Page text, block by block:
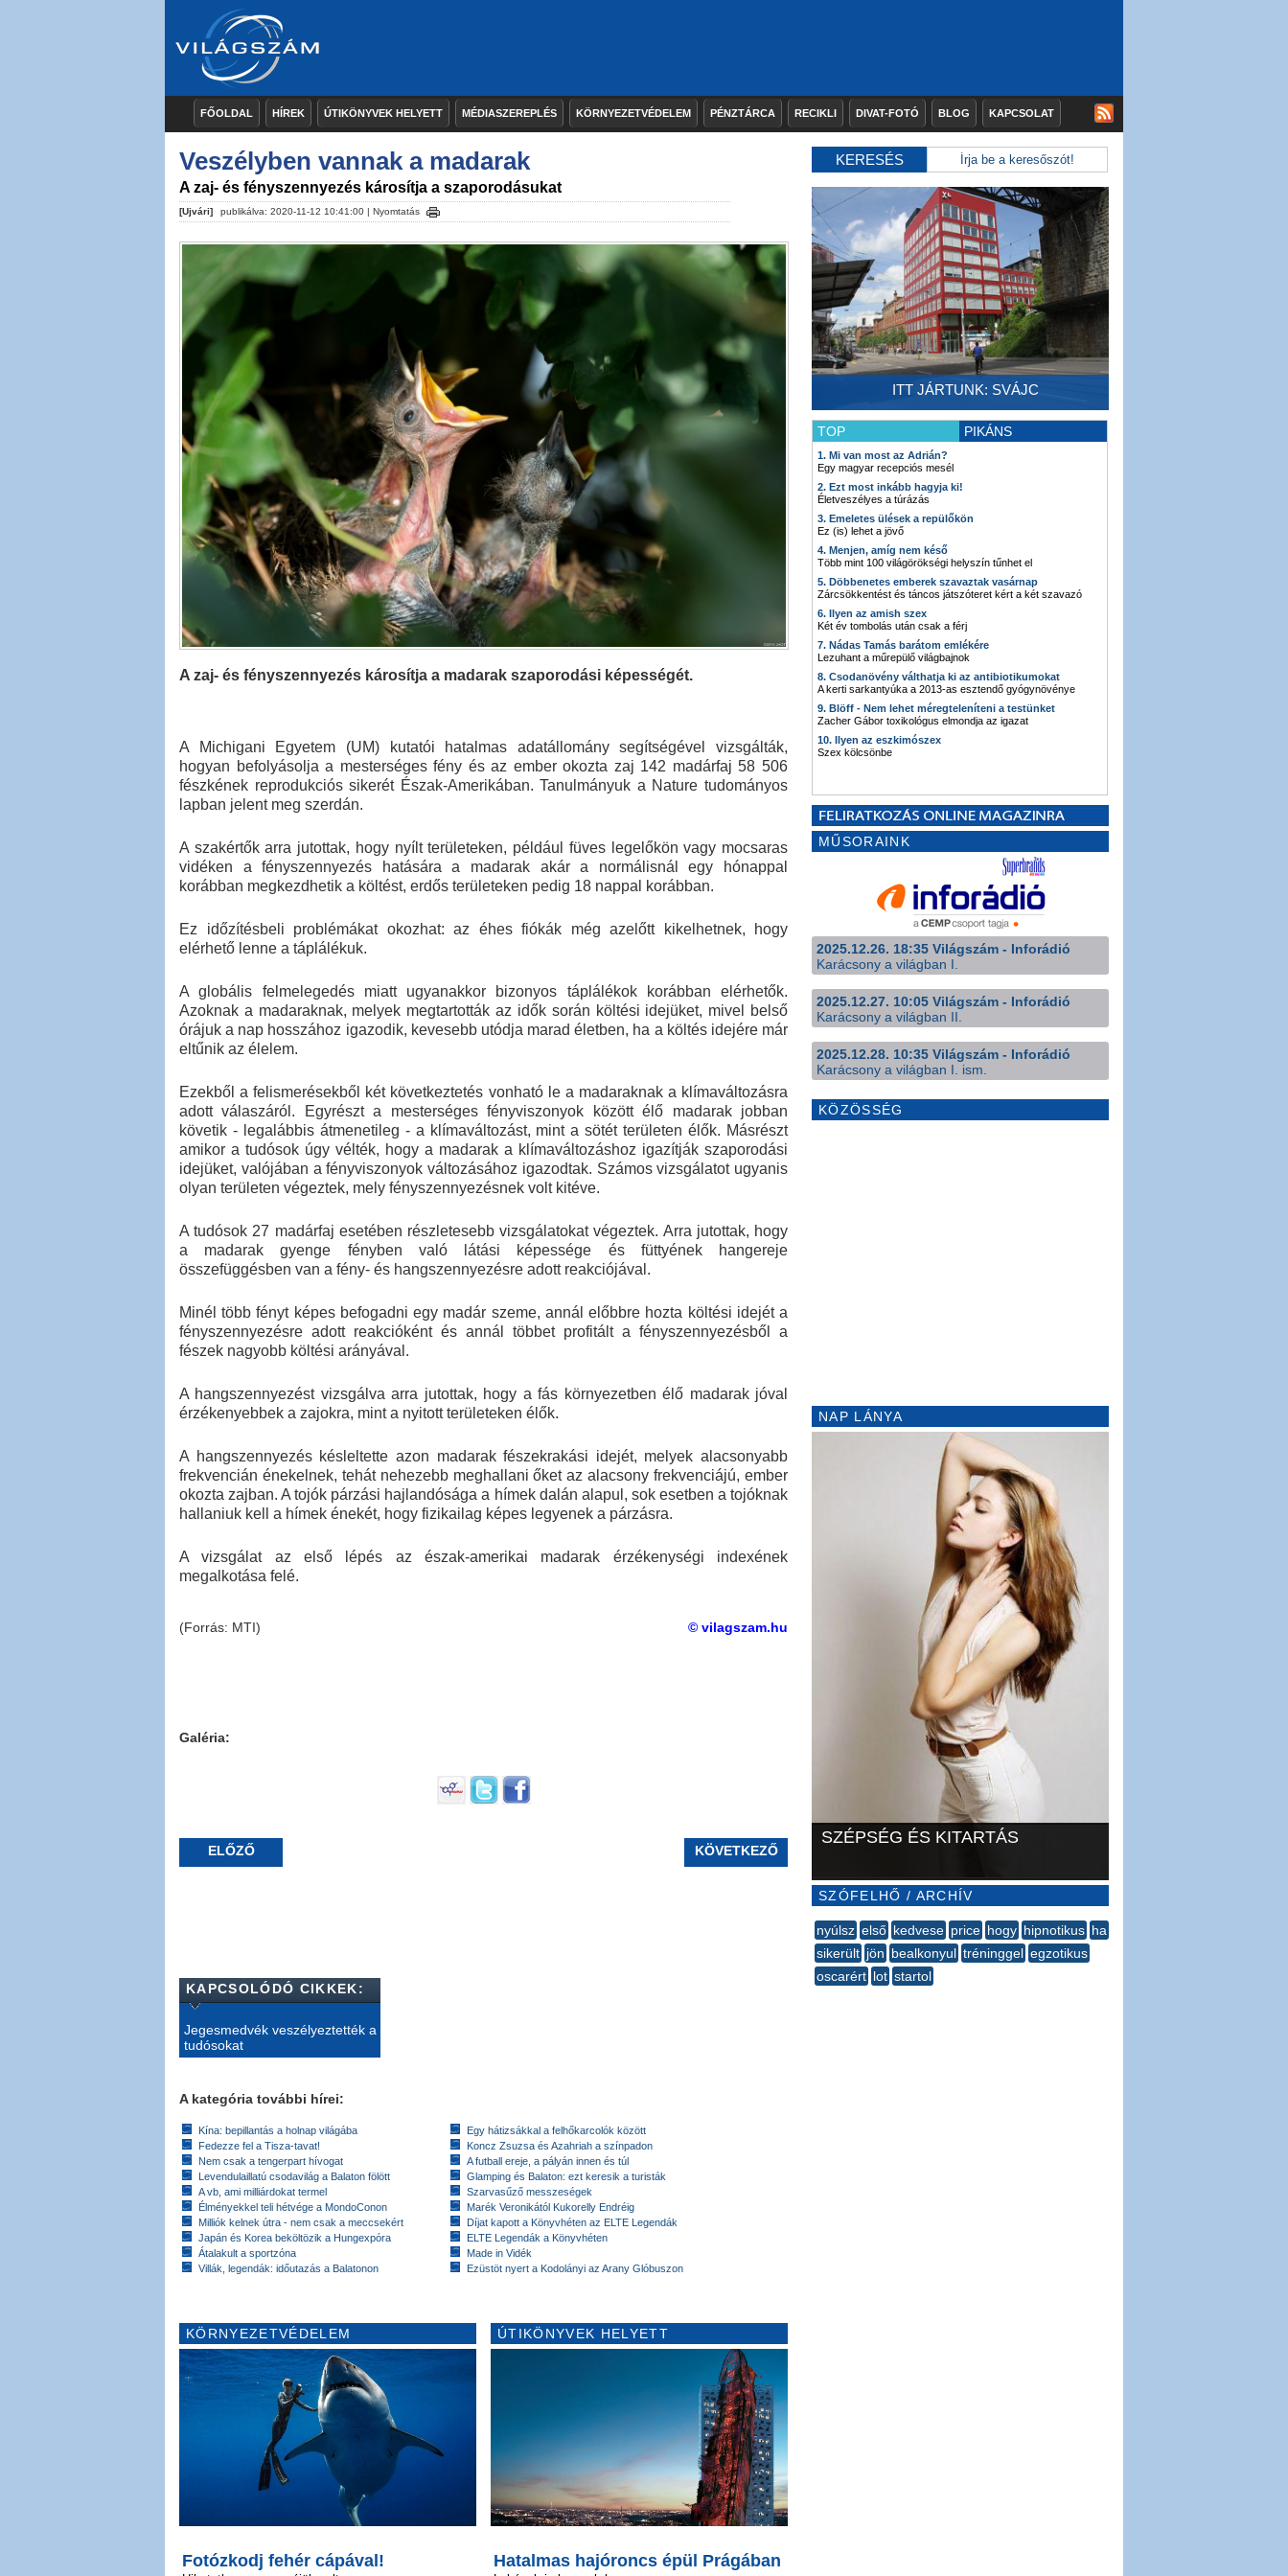
FŐOLDAL HÍREK ÚTIKÖNYVEK HELYETT MÉDIASZEREPLÉS KÖRNYEZETVÉDELEM PÉNZTÁRCA RECIKLI DIVAT-FOTÓ BLOG KAPCSOLAT
Veszélyben vannak a madarak
A zaj- és fényszennyezés károsítja a szaporodásukat
[Ujvári] publikálva: 2020-11-12 10:41:00 | Nyomtatás
A zaj- és fényszennyezés károsítja a madarak szaporodási képességét.
A Michigani Egyetem (UM) kutatói hatalmas adatállomány segítségével vizsgálták,
hogyan befolyásolja a mesterséges fény és az ember okozta zaj 142 madárfaj 58 506
fészkének reprodukciós sikerét Észak-Amerikában. Tanulmányuk a Nature tudományos
lapban jelent meg szerdán.
A szakértők arra jutottak, hogy nyílt területeken, például füves legelőkön vagy mocsaras
vidéken a fényszennyezés hatására a madarak akár a normálisnál egy hónappal
korábban megkezdhetik a költést, erdős területeken pedig 18 nappal korábban.
Ez időzítésbeli problémákat okozhat: az éhes fiókák még azelőtt kikelhetnek, hogy
elérhető lenne a táplálékuk.
A globális felmelegedés miatt ugyanakkor bizonyos táplálékok korábban elérhetők.
Azoknak a madaraknak, melyek megtartották az idők során költési idejüket, mivel belső
órájuk a nap hosszához igazodik, kevesebb utódja marad életben, ha a költés idejére már
eltűnik az élelem.
Ezekből a felismerésekből két következtetés vonható le a madaraknak a klímaváltozásra
adott válaszáról. Egyrészt a mesterséges fényviszonyok között élő madarak jobban
követik - legalábbis átmenetileg - a klímaváltozást, mint a sötét területen élők. Másrészt
amikor a tudósok úgy vélték, hogy a madarak a klímaváltozáshoz igazítják szaporodási
idejüket, valójában a fényviszonyok változásához igazodtak. Számos vizsgálatot ugyanis
olyan területen végeztek, mely fényszennyezésnek volt kitéve.
A tudósok 27 madárfaj esetében részletesebb vizsgálatokat végeztek. Arra jutottak, hogy
a madarak gyenge fényben való látási képessége és füttyének hangereje
összefüggésben van a fény- és hangszennyezésre adott reakciójával.
Minél több fényt képes befogadni egy madár szeme, annál előbbre hozta költési idejét a
fényszennyezésre adott reakcióként és annál többet profitált a fényszennyezésből a
fészek nagyobb költési arányával.
A hangszennyezést vizsgálva arra jutottak, hogy a fás környezetben élő madarak jóval
érzékenyebbek a zajokra, mint a nyitott területeken élők.
A hangszennyezés késleltette azon madarak fészekrakási idejét, melyek alacsonyabb
frekvencián énekelnek, tehát nehezebb meghallani őket az alacsony frekvenciájú, ember
okozta zajban. A tojók párzási hajlandósága a hímek dalán alapul, sok esetben a tojóknak
hallaniuk kell a hímek énekét, hogy fizikailag képes legyenek a párzásra.
A vizsgálat az első lépés az észak-amerikai madarak érzékenységi indexének
megalkotása felé.
© vilagszam.hu
(Forrás: MTI)
Galéria:
ELŐZŐ KÖVETKEZŐ
KAPCSOLÓDÓ CIKKEK:
Jegesmedvék veszélyeztették a
tudósokat
A kategória további hírei:
Kína: bepillantás a holnap világába
Fedezze fel a Tisza-tavat!
Nem csak a tengerpart hívogat
Levendulaillatú csodavilág a Balaton fölött
A vb, ami milliárdokat termel
Élményekkel teli hétvége a MondoConon
Milliók kelnek útra - nem csak a meccsekért
Japán és Korea beköltözik a Hungexpóra
Átalakult a sportzóna
Villák, legendák: időutazás a Balatonon
Egy hátizsákkal a felhőkarcolók között
Koncz Zsuzsa és Azahriah a színpadon
A futball ereje, a pályán innen és túl
Glamping és Balaton: ezt keresik a turisták
Szarvasűző messzeségek
Marék Veronikától Kukorelly Endréig
Díjat kapott a Könyvhéten az ELTE Legendák
ELTE Legendák a Könyvhéten
Made in Vidék
Ezüstöt nyert a Kodolányi az Arany Glóbuszon
KÖRNYEZETVÉDELEM
Fotózkodj fehér cápával!
ÚTIKÖNYVEK HELYETT
Hatalmas hajóroncs épül Prágában
KERESÉS
ITT JÁRTUNK: SVÁJC
TOP PIKÁNS
1. Mi van most az Adrián?
Egy magyar recepciós mesél
2. Ezt most inkább hagyja ki!
Életveszélyes a túrázás
3. Emeletes ülések a repülőkön
Ez (is) lehet a jövő
4. Menjen, amíg nem késő
Több mint 100 világörökségi helyszín tűnhet el
5. Döbbenetes emberek szavaztak vasárnap
Zárcsökkentést és táncos játszóteret kért a két szavazó
6. Ilyen az amish szex
Két év tombolás után csak a férj
7. Nádas Tamás barátom emlékére
Lezuhant a műrepülő világbajnok
8. Csodanövény válthatja ki az antibiotikumokat
A kerti sarkantyúka a 2013-as esztendő gyógynövénye
9. Blöff - Nem lehet méregteleníteni a testünket
Zacher Gábor toxikológus elmondja az igazat
10. Ilyen az eszkimószex
Szex kölcsönbe
MŰSORAINK
2025.12.26. 18:35 Világszám - Inforádió
Karácsony a világban I.
2025.12.27. 10:05 Világszám - Inforádió
Karácsony a világban II.
2025.12.28. 10:35 Világszám - Inforádió
Karácsony a világban I. ism.
KÖZÖSSÉG
NAP LÁNYA
SZÉPSÉG ÉS KITARTÁS
SZÓFELHŐ / ARCHÍV
nyúlsz első kedvese price hogy hipnotikus ha
sikerült jön bealkonyul tréninggel egzotikus
oscarért lot startol